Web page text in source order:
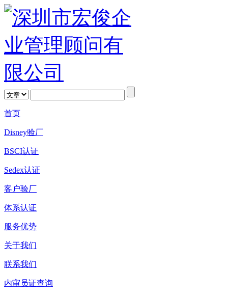
首页
Disney验厂
BSCI认证
Sedex认证
客户验厂
体系认证
服务优势
关于我们
联系我们
内审员证查询